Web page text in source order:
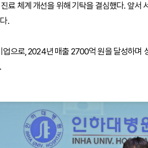
료 체계 개선을 위해 기탁을 결심했다. 앞서
.
으로, 2024년 매출 2700억 원을 달성하며